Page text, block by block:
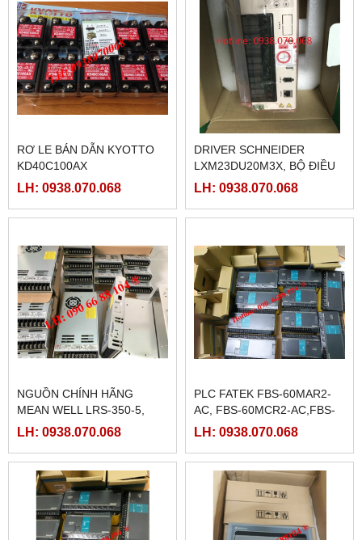
RƠ LE BÁN DẪN KYOTTO
KD40C100AX
LH: 0938.070.068
DRIVER SCHNEIDER
LXM23DU20M3X, BỘ ĐIỀU
KHIỂN SERVO
LH: 0938.070.068
NGUỒN CHÍNH HÃNG
MEAN WELL LRS-350-5,
LRS-350-12, LRS-350-24,
LH: 0938.070.068
PLC FATEK FBS-60MAR2-
AC, FBS-60MCR2-AC,FBS-
60MAT2-AC, FBS-60MCT2-
LH: 0938.070.068